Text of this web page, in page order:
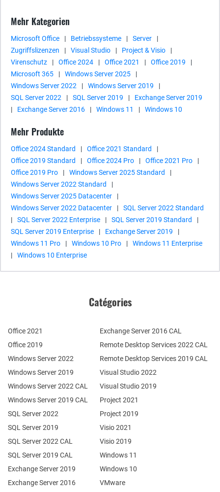
Mehr Kategorien
Microsoft Office | Betriebssysteme | Server
|
Zugriffslizenzen
| Visual Studio | Project & Visio
|
Virenschutz
| Office 2024 | Office 2021 | Office 2019
|
Microsoft 365
| Windows Server 2025
|
Windows Server 2022
| Windows Server 2019
|
SQL Server 2022
| SQL Server 2019 |
Exchange Server 2019
|
Exchange Server 2016 | Windows 11 | Windows 10
Mehr Produkte
Office 2024 Standard | Office 2021 Standard
|
Office 2019 Standard
| Office 2024 Pro | Office 2021 Pro
|
Office 2019 Pro
| Windows Server 2025 Standard
|
Windows Server 2022 Standard
|
Windows Server 2025 Datacenter
|
Windows Server 2022 Datacenter
|
SQL Server 2022 Standard
|
SQL Server 2022 Enterprise | SQL Server 2019 Standard
|
SQL Server 2019 Enterprise
| Exchange Server 2019
|
Windows 11 Pro
| Windows 10 Pro |
Windows 11 Enterprise
|
Windows 10 Enterprise
Catégories
Office 2021
Office 2019
Windows Server 2022
Windows Server 2019
Exchange Server 2019
Exchange Server 2016
SQL Server 2022
SQL Server 2019
Windows Server 2022 CAL
Windows Server 2019 CAL
SQL Server 2022 CAL
SQL Server 2019 CAL
Remote Desktop Services 2022 CAL
Remote Desktop Services 2019 CAL
Exchange Server 2016 CAL
Visual Studio 2022
Visual Studio 2019
Project 2021
Project 2019
Visio 2021
Visio 2019
Windows 11
Windows 10
VMware